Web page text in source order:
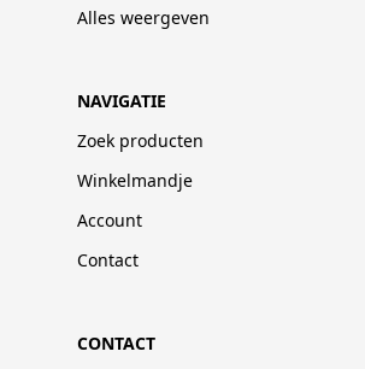
Alles weergeven
NAVIGATIE
Zoek producten
Winkelmandje
Account
Contact
CONTACT